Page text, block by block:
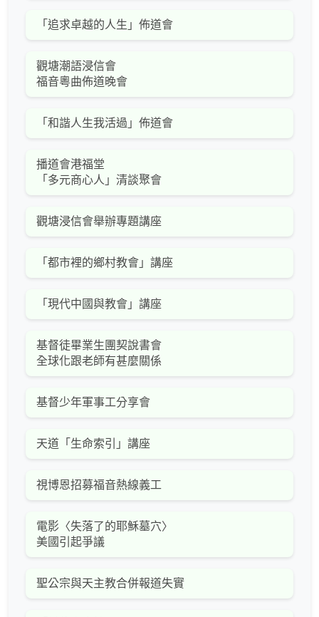
「追求卓越的人生」佈道會
觀塘潮語浸信會
福音粵曲佈道晚會
「和諧人生我活過」佈道會
播道會港福堂
「多元商心人」清談聚會
觀塘浸信會舉辦專題講座
「都市裡的鄉村教會」講座
「現代中國與教會」講座
基督徒畢業生團契說書會
全球化跟老師有甚麼關係
基督少年軍事工分享會
天道「生命索引」講座
視博恩招募福音熱線義工
電影〈失落了的耶穌墓穴〉
美國引起爭議
聖公宗與天主教合併報道失實